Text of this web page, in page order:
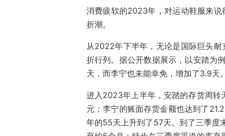
消费疲软的2023年，对运动鞋服来
折潮。
从2022年下半年，无论是国际巨头
折行列。据公开数据展示，以安踏为
天，而李宁也未能幸免，增加了3.9天。
进入2023年上半年，安踏的存货周转
元；李宁的账面存货金额也达到了
年的55天上升到了57天。到了三季度